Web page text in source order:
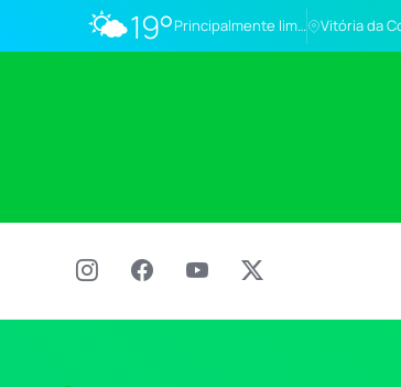
🌤️19° Principalmente limpo Vitória da